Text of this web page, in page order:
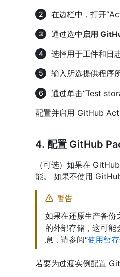
在边栏中，打开
通过选中 启用
选择用于工件和日
输入所选提供程序
通过单击“Test
配置并启用 GitHub
4. 配置 GitHub
（可选）如果在
能。 如果不使用
警告
如果在还原生产备
的外部存储，这可能
息，请参阅“使用暂
若要为过渡实例配置